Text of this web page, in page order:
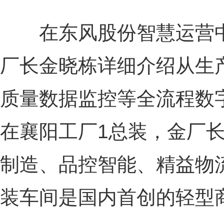
在东风股份智慧运营
厂长金晓栋详细介绍从
质量数据监控等全流程
在襄阳工厂1总装，金厂
制造、品控智能、精益物
装车间是国内首创的轻型